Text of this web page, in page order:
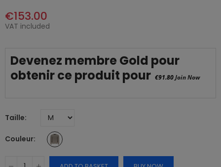
€153.00
VAT included
Devenez membre Gold pour
obtenir ce produit pour €91.80Join Now
Taille
Couleur